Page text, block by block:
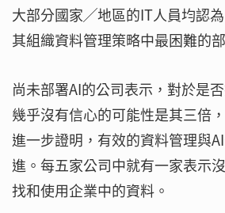
大部分國家╱地區的IT人員均認
其組織資料管理策略中最困難的
尚未部署AI的公司表示，對於是
幾乎沒有信心的可能性是其三倍
進一步證明，有效的資料管理與
進。每五家公司中就有一家表示
找和使用企業中的資料。